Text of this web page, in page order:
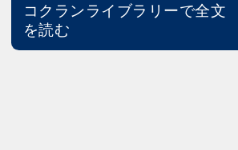
コクランライブラリーで全文
を読む